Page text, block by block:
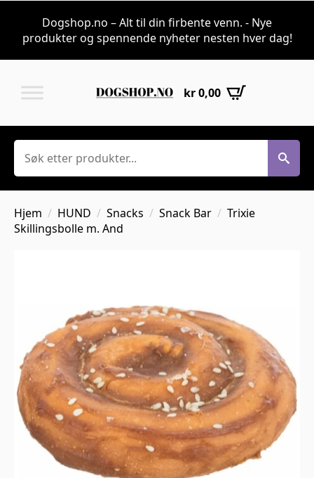
Dogshop.no – Alt til din firbente venn. - Nye
produkter og spennende nyheter nesten hver dag!
kr0,00
Søk
Hjem HUND Snacks Snack Bar
Trixie
Skillingsbolle m. And